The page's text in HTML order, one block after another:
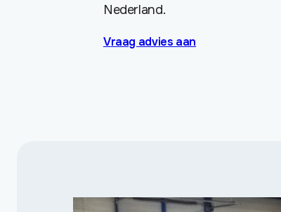
Nederland.
Vraag advies aan